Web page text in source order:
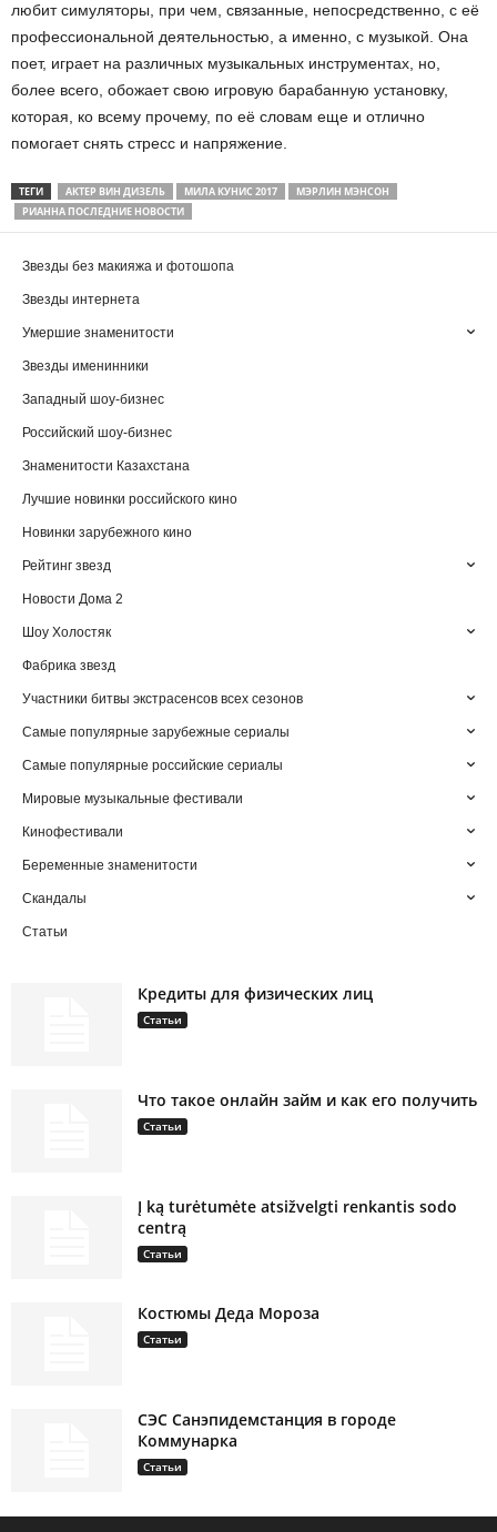
любит симуляторы, при чем, связанные, непосредственно, с её
профессиональной деятельностью, а именно, с музыкой. Она
поет, играет на различных музыкальных инструментах, но,
более всего, обожает свою игровую барабанную установку,
которая, ко всему прочему, по её словам еще и отлично
помогает снять стресс и напряжение.
ТЕГИ АКТЕР ВИН ДИЗЕЛЬ МИЛА КУНИС 2017
МЭРЛИН МЭНСОН
РИАННА ПОСЛЕДНИЕ НОВОСТИ
Звезды без макияжа и фотошопа
Звезды интернета
Умершие знаменитости
Звезды именинники
Западный шоу-бизнес
Российский шоу-бизнес
Знаменитости Казахстана
Лучшие новинки российского кино
Новинки зарубежного кино
Рейтинг звезд
Новости Дома 2
Шоу Холостяк
Фабрика звезд
Участники битвы экстрасенсов всех сезонов
Самые популярные зарубежные сериалы
Самые популярные российские сериалы
Мировые музыкальные фестивали
Кинофестивали
Беременные знаменитости
Скандалы
Статьи
Кредиты для физических лиц
Статьи
Что такое онлайн займ и как его получить
Статьи
Į ką turėtumėte atsižvelgti renkantis sodo
centrą
Статьи
Костюмы Деда Мороза
Статьи
СЭС Санэпидемстанция в городе
Коммунарка
Статьи